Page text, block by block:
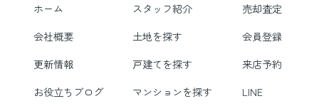
ホーム スタッフ紹介
売却査定
会社概要
土地を探す
会員登録
更新情報
戸建てを探す
来店予約
お役立ちブログ
マンションを探す
LINE